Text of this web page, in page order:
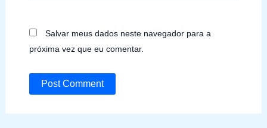
Salvar meus dados neste navegador para a
próxima vez que eu comentar.